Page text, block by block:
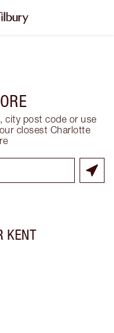
city post code or use
closest Charlotte
KENT